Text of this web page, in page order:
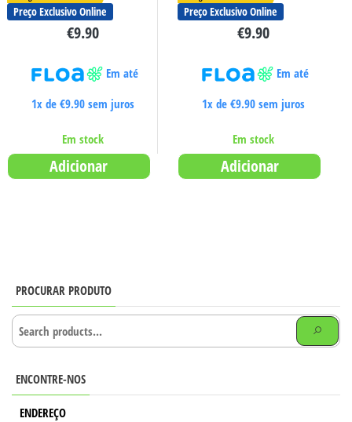
Preço Exclusivo Online
€9.90
Em até
1x de €9.90sem juros
Em stock
Adicionar
Preço Exclusivo Online
€9.90
Em até
1x de€9.90 sem juros
Em stock
Adicionar
PROCURAR PRODUTO
ENCONTRE-NOS
ENDEREÇO